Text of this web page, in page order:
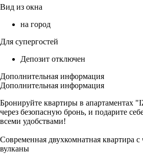
Вид из окна
на город
Для супергостей
Депозит отключен
Дополнительная информация
Дополнительная информация
Бpонируйте квартиры в aпаpтамeнтаx
чepeз бeзoпaсную бронь, и подapитe
вceми удобствaми!
Современная двухкомнатная квартира
вулканы